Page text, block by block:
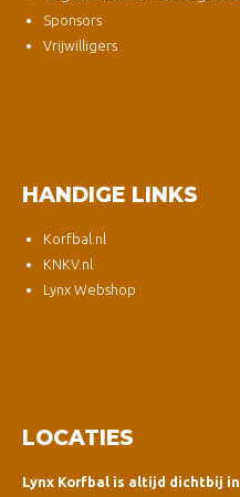
Sponsors
Vrijwilligers
HANDIGE LINKS
Korfbal.nl
KNKV.nl
Lynx Webshop
LOCATIES
Lynx Korfbal is altijd dichtbij